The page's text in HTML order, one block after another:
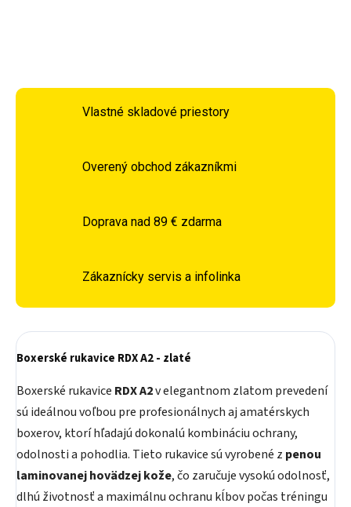
Vlastné skladové priestory
Overený obchod zákazníkmi
Doprava nad 89 € zdarma
Zákaznícky servis a infolinka
Boxerské rukavice RDX A2 - zlaté
Boxerské rukavice RDX A2v elegantnom zlatom prevedení
sú ideálnou voľbou pre profesionálnych aj amatérskych
boxerov, ktorí hľadajú dokonalú kombináciu ochrany,
odolnosti a pohodlia. Tieto rukavice sú vyrobené z penou
laminovanej hovädzej kože, čo zaručuje vysokú odolnosť,
dlhú životnosť a maximálnu ochranu kĺbov počas tréningu